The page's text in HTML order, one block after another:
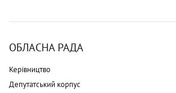
ОБЛАСНА РАДА
Керівництво
Депутатський корпус